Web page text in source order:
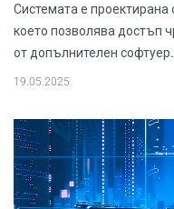
Системата е проектирана
което позволява достъп
от допълнителен софтуер.
19.05.2025